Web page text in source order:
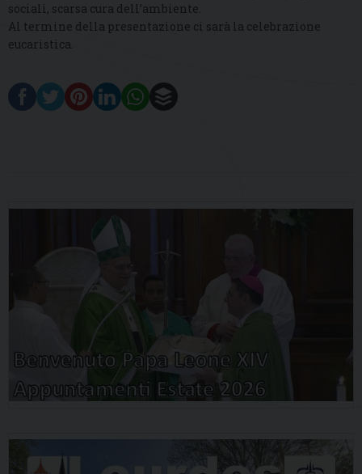
sociali, scarsa cura dell’ambiente.
Al termine della presentazione ci sarà la celebrazione
eucaristica.